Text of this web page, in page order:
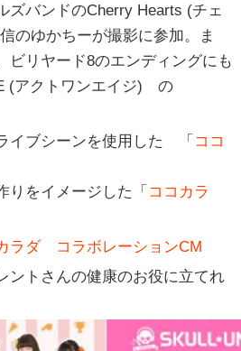
ズバンドのCherry Hearts (チェ
のゆかちーが撮影に参加。ま
ビリヤード8のエンディングにも
(アクトワンエイジ) の
イブシーンを使用した 「 ココ
をイメージした「 ココカラ
ラダ コラボレーションCM
ントさんの健康のお役に立てれ